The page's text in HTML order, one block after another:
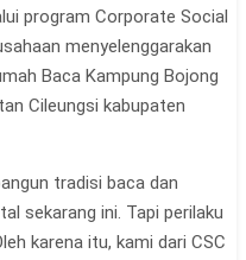
program Corporate Social
menyelenggarakan
Baca Kampung Bojong
Cileungsi kabupaten
tradisi baca dan
sekarang ini. Tapi perilaku
karena itu, kami dari CSC